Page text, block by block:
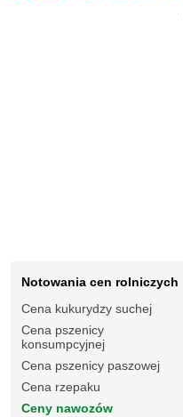
Notowania cen rolniczych
Cena kukurydzy suchej
Cena pszenicy
konsumpcyjnej
Cena pszenicy paszowej
Cena rzepaku
Ceny nawozów